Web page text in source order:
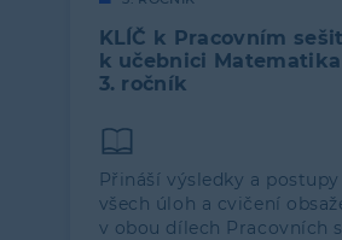
KLÍČ k Pracovním
k učebnici
3. ročník
Přináší výsledky a
všech úloh a cvičení
v obou dílech Pracovních